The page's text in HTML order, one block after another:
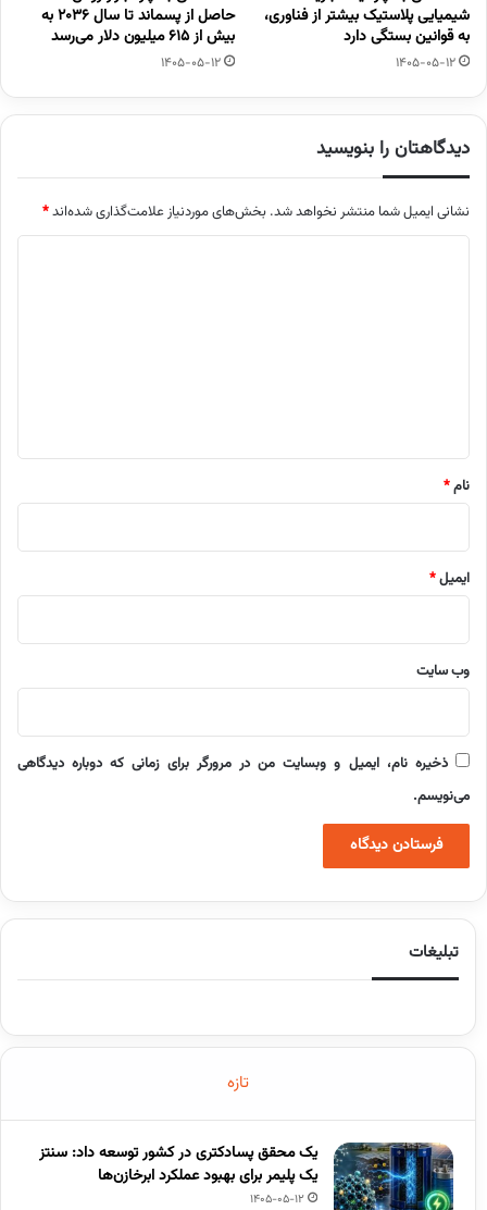
شیمیایی پلاستیک بیشتر از فناوری،
به قوانین بستگی دارد
1405-05-12
حاصل از پسماند تا سال ۲۰۳۶ به
بیش از ۶۱۵ میلیون دلار می‌رسد
1405-05-12
دیدگاهتان را بنویسید
نشانی ایمیل شما منتشر نخواهد شد. بخش‌های موردنیاز علامت‌گذاری شده‌اند*
نام*
ایمیل*
وب‌ سایت
ذخیره نام، ایمیل و وبسایت من در مرورگر برای زمانی که دوباره دیدگاهی
می‌نویسم.
تبلیغات
تازه
یک محقق پسادکتری در کشور توسعه داد: سنتز
یک پلیمر برای بهبود عملکرد ابرخازن‌ها
1405-05-12